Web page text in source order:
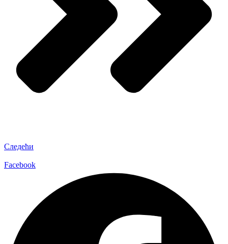
Следећи
Facebook